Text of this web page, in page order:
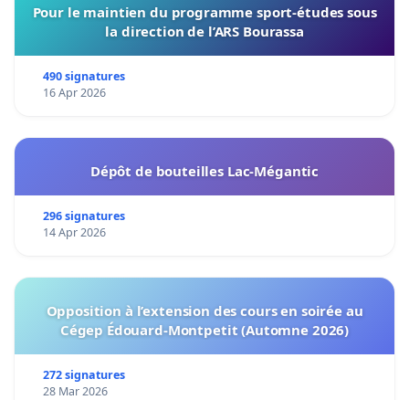
Pour le maintien du programme sport-études sous
la direction de l’ARS Bourassa
490 signatures
16 Apr 2026
Dépôt de bouteilles Lac-Mégantic
296 signatures
14 Apr 2026
Opposition à l’extension des cours en soirée au
Cégep Édouard-Montpetit (Automne 2026)
272 signatures
28 Mar 2026